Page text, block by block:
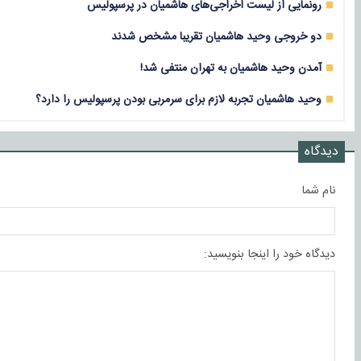
رونمایی از لیست اخراجی‌های هاشمیان در پرسپولیس
دو خروجی وحید هاشمیان تقریبا مشخص شدند
آمدن وحید هاشمیان به تهران منتفی شد!
وحید هاشمیان تجربه لازم برای سرمربی بودن پرسپولیس را دارد؟
دیدگاه
نام شما
دیدگاه خود را اینجا بنویسید: